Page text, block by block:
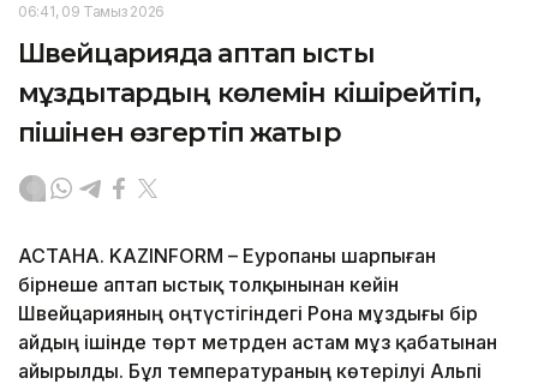
06:41, 09 Тамыз 2026
Швейцарияда аптап ыстық
мұздықтардың көлемін кішірейтіп,
пішінен өзгертіп жатыр
АСТАНА. KAZINFORM – Еуропаны шарпыған
бірнеше аптап ыстық толқынынан кейін
Швейцарияның оңтүстігіндегі Рона мұздығы бір
айдың ішінде төрт метрден астам мұз қабатынан
айырылды. Бұл температураның көтерілуі Альпі